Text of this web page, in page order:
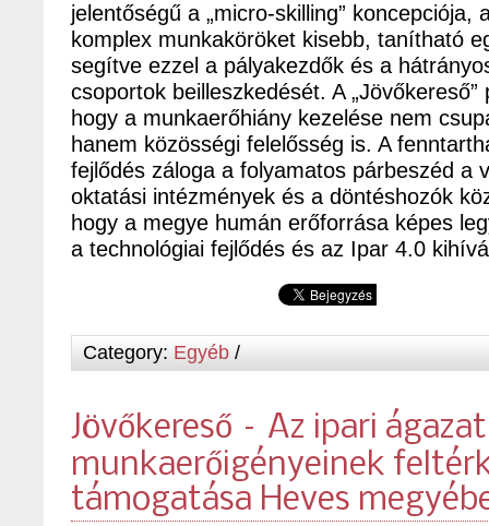
jelentőségű a „micro-skilling” koncepciója,
komplex munkaköröket kisebb, tanítható
segítve ezzel a pályakezdők és a
csoportok beilleszkedését. A
hogy a munkaerőhiány kezelése nem
hanem közösségi felelősség is. A
fejlődés záloga a folyamatos párbeszéd a
oktatási intézmények és a döntéshozók
hogy a megye humán erőforrása képes
a technológiai fejlődés és az Ipar 4.0
Category: Egyéb /
Jövőkereső – Az ipari ágazat
munkaerőigényeinek
támogatása Heves